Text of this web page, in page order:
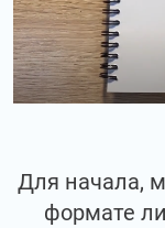
Для начала,
формате